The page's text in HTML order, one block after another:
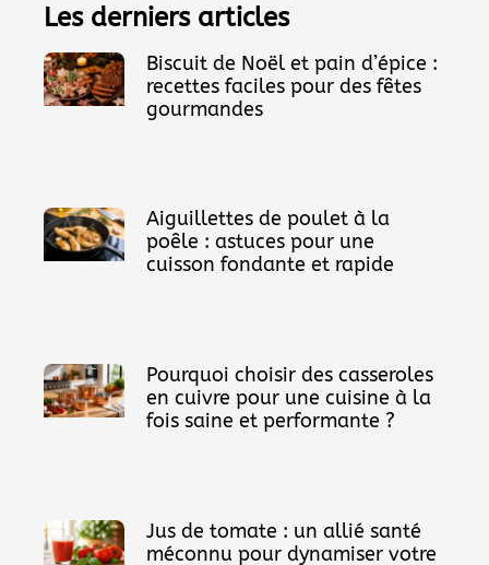
Les derniers articles
Biscuit de Noël et pain d’épice :
recettes faciles pour des fêtes
gourmandes
Aiguillettes de poulet à la
poêle : astuces pour une
cuisson fondante et rapide
Pourquoi choisir des casseroles
en cuivre pour une cuisine à la
fois saine et performante ?
Jus de tomate : un allié santé
méconnu pour dynamiser votre